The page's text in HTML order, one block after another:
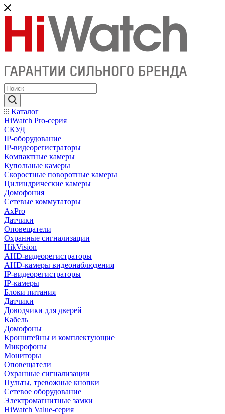
Каталог
HiWatch Pro-серия
CКУД
IP-оборудование
IP-видеорегистраторы
Компактные камеры
Купольные камеры
Скоростные поворотные камеры
Цилиндрические камеры
Домофония
Сетевые коммутаторы
AxPro
Датчики
Оповещатели
Охранные сигнализации
HikVision
AHD-видеорегистраторы
AHD-камеры видеонаблюдения
IP-видеорегистраторы
IP-камеры
Блоки питания
Датчики
Доводчики для дверей
Кабель
Домофоны
Кронштейны и комплектующие
Микрофоны
Мониторы
Оповещатели
Охранные сигнализации
Пульты, тревожные кнопки
Сетевое оборудование
Электромагнитные замки
HiWatch Value-серия